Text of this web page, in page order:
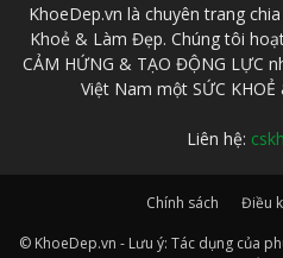
KhoeDep.vn là chuyên trang
Khoẻ & Làm Đẹp. Chúng tôi
CẢM HỨNG & TẠO ĐỘNG LỰC
Việt Nam một SỨC KHOẺ
Liên hệ:
Chính sách Điều
© KhoeDep.vn - Lưu ý: Tác dụng của